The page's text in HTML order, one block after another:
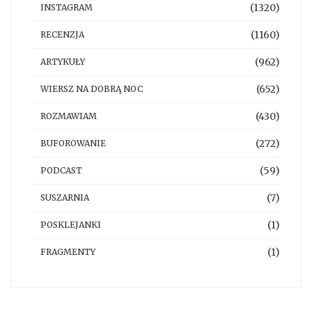
INSTAGRAM (1320)
RECENZJA (1160)
ARTYKUŁY (962)
WIERSZ NA DOBRĄ NOC (652)
ROZMAWIAM (430)
BUFOROWANIE (272)
PODCAST (59)
SUSZARNIA (7)
POSKLEJANKI (1)
FRAGMENTY (1)